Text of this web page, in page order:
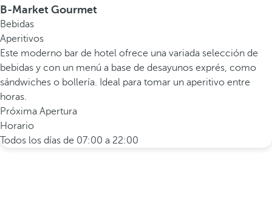
B-Market Gourmet
Bebidas
Aperitivos
Este moderno bar de hotel ofrece una variada selección de
bebidas y con un menú a base de desayunos exprés, como
sándwiches o bollería. Ideal para tomar un aperitivo entre
horas.
Próxima Apertura
Horario
Todos los días de 07:00 a 22:00